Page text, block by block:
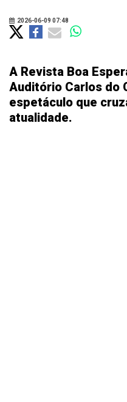
2026-06-09 07:48
A Revista Boa
Auditório Carlos do
espetáculo que
atualidade.